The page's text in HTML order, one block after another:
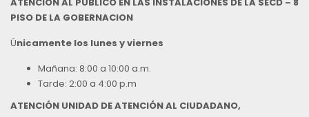
PISO DE LA GOBERNACION
Únicamente los lunes y viernes
Mañana: 8:00 a 10:00 a.m.
Tarde: 2:00 a 4:00 p.m
ATENCIÓN UNIDAD DE ATENCIÓN AL CIUDADANO,